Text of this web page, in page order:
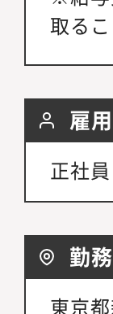
取る
雇
正社員
勤
東京